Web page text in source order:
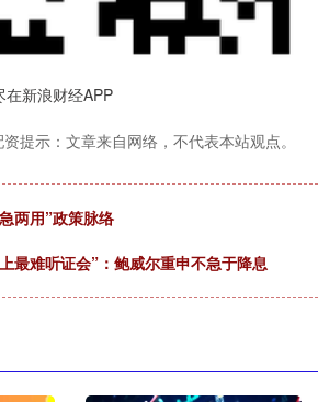
新浪财经APP
提示：文章来自网络，不代表本站观点。
两用”政策脉络
最难听证会”：鲍威尔重申不急于降息